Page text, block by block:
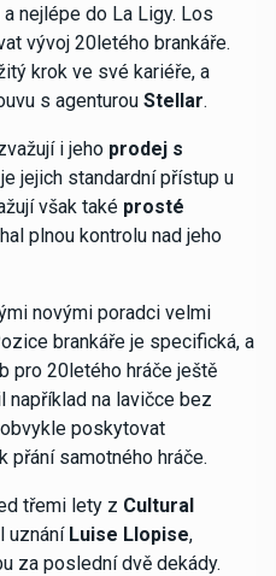
nejlépe do La Ligy. Los
vývoj 20letého brankáře.
krok ve své kariéře, a
s agenturou Stellar.
i jeho prodej s
jejich standardní přístup u
však také prosté
plnou kontrolu nad jeho
novými poradci velmi
brankáře je specifická, a
pro 20letého hráče ještě
například na lavičce bez
poskytovat
přání samotného hráče.
třemi lety z Cultural
uznání Luise Llopise,
za poslední dvě dekády.